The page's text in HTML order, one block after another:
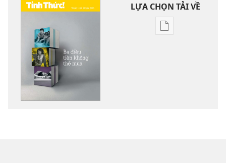
LỰA CHỌN TẢI VỀ
Tùy